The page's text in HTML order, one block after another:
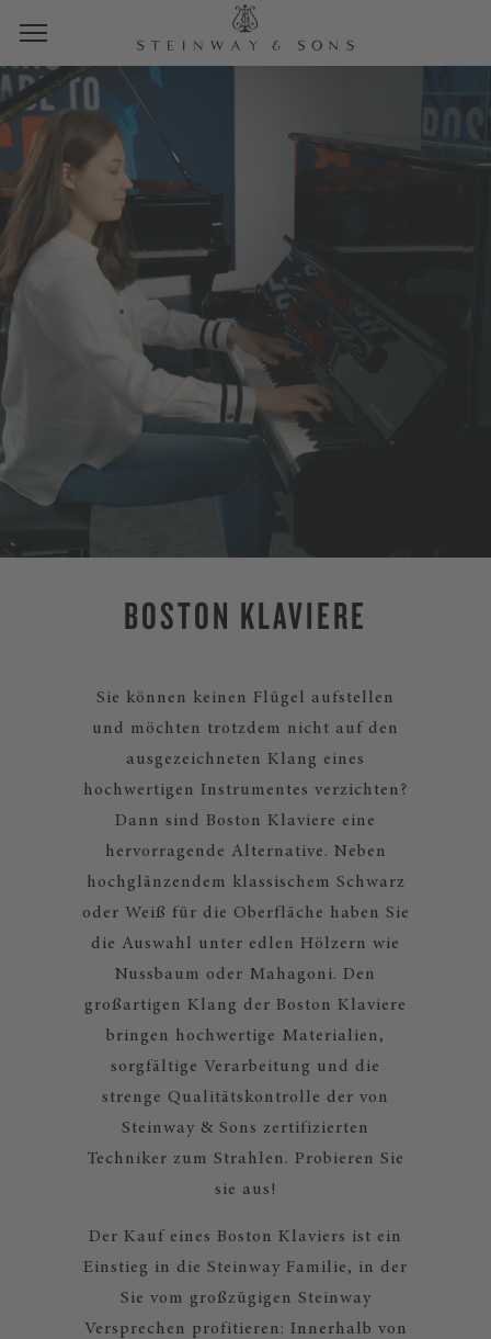
BOSTON KLAVIERE
Sie können keinen Flügel aufstellen
und möchten trotzdem nicht auf den
ausgezeichneten Klang eines
hochwertigen Instrumentes verzichten?
Dann sind Boston Klaviere eine
hervorragende Alternative. Neben
hochglänzendem klassischem Schwarz
oder Weiß für die Oberfläche haben Sie
die Auswahl unter edlen Hölzern wie
Nussbaum oder Mahagoni. Den
großartigen Klang der Boston Klaviere
bringen hochwertige Materialien,
sorgfältige Verarbeitung und die
strenge Qualitätskontrolle der von
Steinway & Sons zertifizierten
Techniker zum Strahlen. Probieren Sie
sie aus!
Der Kauf eines Boston Klaviers ist ein
Einstieg in die Steinway Familie, in der
Sie vom großzügigen Steinway
Versprechen profitieren: Innerhalb von